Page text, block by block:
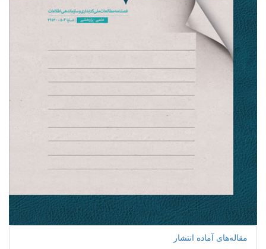
مقاله‌های آماده انتشار